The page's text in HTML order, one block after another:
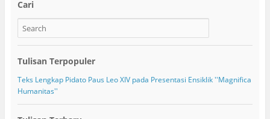
Cari
Tulisan Terpopuler
Teks Lengkap Pidato Paus Leo XIV pada Presentasi Ensiklik ''Magnifica
Humanitas''